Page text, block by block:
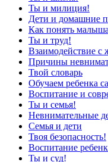
Ты и милиция!
Дети и домашние
Как понять
Ты и труд!
Взаимодействие с
Причины
Твой словарь
Обучаем ребенка
Воспитание и
Ты и семья!
Невнимательные
Семья и дети
Твоя безопасность!
Воспитание
Ты и суд!